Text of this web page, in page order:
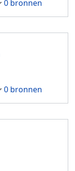
0 bronnen
0 bronnen